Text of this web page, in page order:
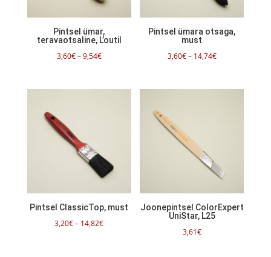
Pintsel ümar,
teravaotsaline, L’outil
3,60€–9,54€Hinnavahemik:
kuni
Pintsel ümara otsaga,
must
3,60€– 14,74€Hinnavahemik:
kuni
Pintsel ClassicTop, must
3,20€– 14,82€Hinnavahemik:
Joonepintsel ColorExpert
UniStar, L25
3,61€